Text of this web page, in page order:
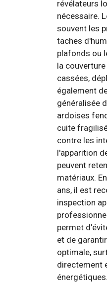
révélateurs
nécessaire.
souvent les
taches
plafonds ou
la couverture
cassées,
également
généralisée
ardoises
cuite
contre les
l'apparition
peuvent
matériaux.
ans, il est
inspection
permet
et de
optimale,
directement
énergétiques.